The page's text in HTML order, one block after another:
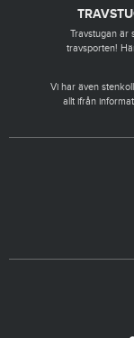
Travstugan är
travsporten!
Vi har även
allt ifrån